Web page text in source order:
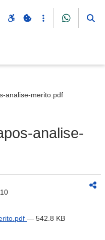
analise-merito.pdf
analise-
— 542.8 KB